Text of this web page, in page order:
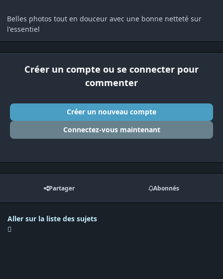
Belles photos tout en douceur avec une bonne netteté sur
l'essentiel
Créer un compte ou se connecter pour
commenter
Créer un nouveau compte
Connectez-vous maintenant
Partager Abonnés
Aller sur la liste des sujets